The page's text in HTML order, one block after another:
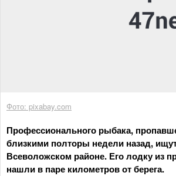
Фото: pixabay.com
Профессионального рыбака,
близкими полторы недели назад,
Всеволожском районе. Его лодку из
нашли в паре километров от берега.